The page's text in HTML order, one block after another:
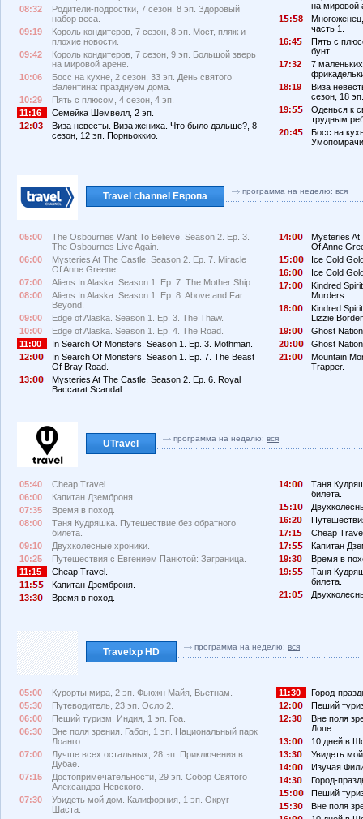
08:32
Родители-подростки, 7 сезон, 8 эп. Здоровый
набор веса.
09:19
Король кондитеров, 7 сезон, 8 эп. Мост, пляж и
плохие новости.
09:42
Король кондитеров, 7 сезон, 9 эп. Большой зверь
на мировой арене.
10:06
Босс на кухне, 2 сезон, 33 эп. День святого
Валентина: празднуем дома.
10:29
Пять с плюсом, 4 сезон, 4 эп.
11:16
Семейка Шемвелл, 2 эп.
12:
3
Виза невесты. Виза жениха. Что было дальше?, 8
сезон, 12 эп. Порньоккио.
на мировой
1
: 8
часть 1.
16:4
Пять с
бунт.
17:32
7
18:19
Виза
сезон, 18
19:
Оденься к
трудным
2
:4
Босс на
Travel channel Европа программа на неделю: вся
05:00
The Osbournes Want To Believe. Season 2. Ep. 3.
The Osbournes Live Again.
06:00
Mysteries At The Castle. Season 2. Ep. 7. Miracle
Of Anne Greene.
07:00
Aliens In Alaska. Season 1. Ep. 7. The Mother Ship.
08:00
Aliens In Alaska. Season 1. Ep. 8. Above and Far
Beyond.
09:00
Edge of Alaska. Season 1. Ep. 3. The Thaw.
10:00
Edge of Alaska. Season 1. Ep. 4. The Road.
11:00
In Search Of Monsters. Season 1. Ep. 3. Mothman.
12:
In Search Of Monsters. Season 1. Ep. 7. The Beast
Of Bray Road.
13:
Mysteries At The Castle. Season 2. Ep. 6. Royal
Baccarat Scandal.
14:
Mysteries At
Of Anne
1
:
Ice Cold
16:
Ice Cold
17:
Kindred
Murders.
18:
Kindred
Lizzie
19:
Ghost
2
:
Ghost
21:
Mountain
Trapper.
UTravel программа на неделю: вся
05:40
Cheap Travel.
06:00
Капитан Дземброня.
07:35
Время в поход.
08:00
Таня Кудряшка. Путешествие без обратного
билета.
09:10
Двухколесные хроники.
10:25
Путешествия с Евгением Панютой: Заграница.
11:15
Cheap Travel.
11:
Капитан Дземброня.
13:3
Время в поход.
14:
Таня
билета.
1
:1
16:2
17:1
Cheap
17:
Капитан
19:3
Время в
19:
Таня
билета.
21:
Travelxp HD программа на неделю: вся
05:00
Курорты мира, 2 эп. Фьюжн Майя, Вьетнам.
05:30
Путеводитель, 23 эп. Осло 2.
06:00
Пеший туризм. Индия, 1 эп. Гоа.
06:30
Вне поля зрения. Габон, 1 эп. Национальный парк
Лоанго.
07:00
Лучше всех остальных, 28 эп. Приключения в
Дубае.
07:15
Достопримечательности, 29 эп. Собор Святого
Александра Невского.
07:30
Увидеть мой дом. Калифорния, 1 эп. Округ
Шаста.
11:30
Город-
12:
Пеший
12:3
Вне поля
Лопе.
13:
10 дней в
13:3
Увидеть
14:
Изучая
14:3
Город-
1
:
Пеший
1
:3
Вне поля